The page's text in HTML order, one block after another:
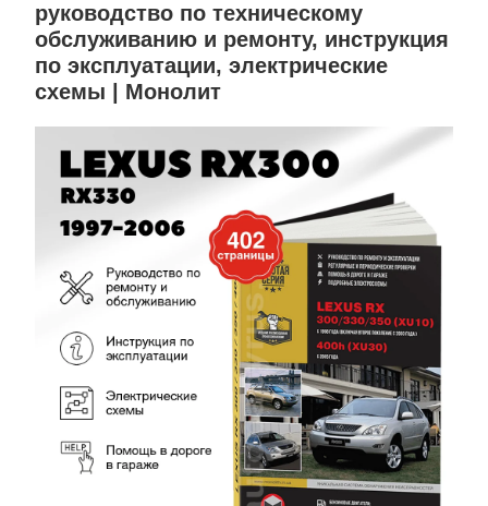
руководство по техническому
обслуживанию и ремонту, инструкция
по эксплуатации, электрические
схемы | Монолит